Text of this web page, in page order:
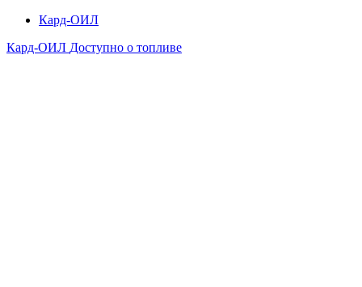
Кард-ОИЛ
Кард-ОИЛ Доступно о топливе